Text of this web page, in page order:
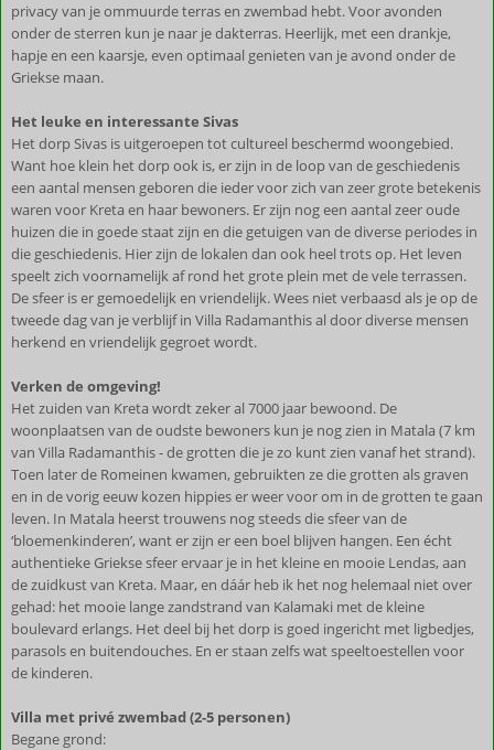
privacy van je ommuurde terras en zwembad hebt. Voor avonden
onder de sterren kun je naar je dakterras. Heerlijk, met een drankje,
hapje en een kaarsje, even optimaal genieten van je avond onder de
Griekse maan.
Het leuke en interessante Sivas
Het dorp Sivas is uitgeroepen tot cultureel beschermd woongebied.
Want hoe klein het dorp ook is, er zijn in de loop van de geschiedenis
een aantal mensen geboren die ieder voor zich van zeer grote betekenis
waren voor Kreta en haar bewoners. Er zijn nog een aantal zeer oude
huizen die in goede staat zijn en die getuigen van de diverse periodes in
die geschiedenis. Hier zijn de lokalen dan ook heel trots op. Het leven
speelt zich voornamelijk af rond het grote plein met de vele terrassen.
De sfeer is er gemoedelijk en vriendelijk. Wees niet verbaasd als je op de
tweede dag van je verblijf in Villa Radamanthis al door diverse mensen
herkend en vriendelijk gegroet wordt.
Verken de omgeving!
Het zuiden van Kreta wordt zeker al 7000 jaar bewoond. De
woonplaatsen van de oudste bewoners kun je nog zien in Matala (7 km
van Villa Radamanthis - de grotten die je zo kunt zien vanaf het strand).
Toen later de Romeinen kwamen, gebruikten ze die grotten als graven
en in de vorig eeuw kozen hippies er weer voor om in de grotten te gaan
leven. In Matala heerst trouwens nog steeds die sfeer van de
‘bloemenkinderen’, want er zijn er een boel blijven hangen. Een écht
authentieke Griekse sfeer ervaar je in het kleine en mooie Lendas, aan
de zuidkust van Kreta. Maar, en dáár heb ik het nog helemaal niet over
gehad: het mooie lange zandstrand van Kalamaki met de kleine
boulevard erlangs. Het deel bij het dorp is goed ingericht met ligbedjes,
parasols en buitendouches. En er staan zelfs wat speeltoestellen voor
de kinderen.
Villa met privé zwembad (2-5 personen)
Begane grond: